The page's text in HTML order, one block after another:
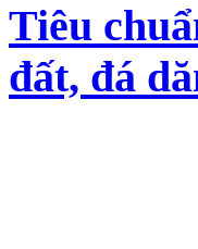
Tiêu
đất, đá